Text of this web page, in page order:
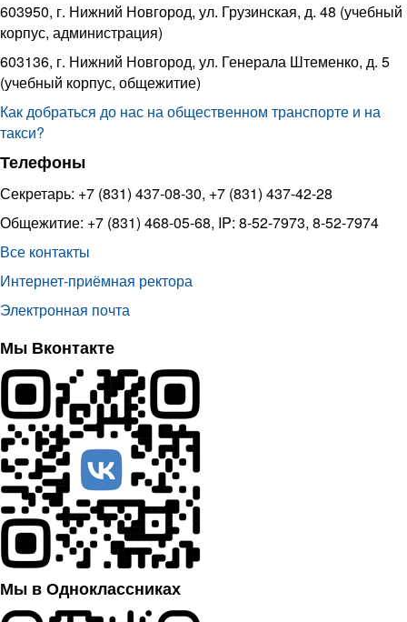
603950, г. Нижний Новгород, ул. Грузинская, д. 48 (учебный
корпус, администрация)
603136, г. Нижний Новгород, ул. Генерала Штеменко, д. 5
(учебный корпус, общежитие)
Как добраться до нас на общественном транспорте и на
такси?
Телефоны
Секретарь: +7 (831) 437-08-30, +7 (831) 437-42-28
Общежитие: +7 (831) 468-05-68, IP: 8-52-7973, 8-52-7974
Все контакты
Интернет-приёмная ректора
Электронная почта
Мы Вконтакте
Мы в Одноклассниках